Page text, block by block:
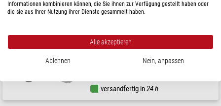
Omegon
versandfertig in24 h
Informationen kombinieren können, die Sie ihnen zur Verfügung gestellt haben oder
die sie aus Ihrer Nutzung ihrer Dienste gesammelt haben.
Alle akzeptieren
Ablehnen Nein, anpassen